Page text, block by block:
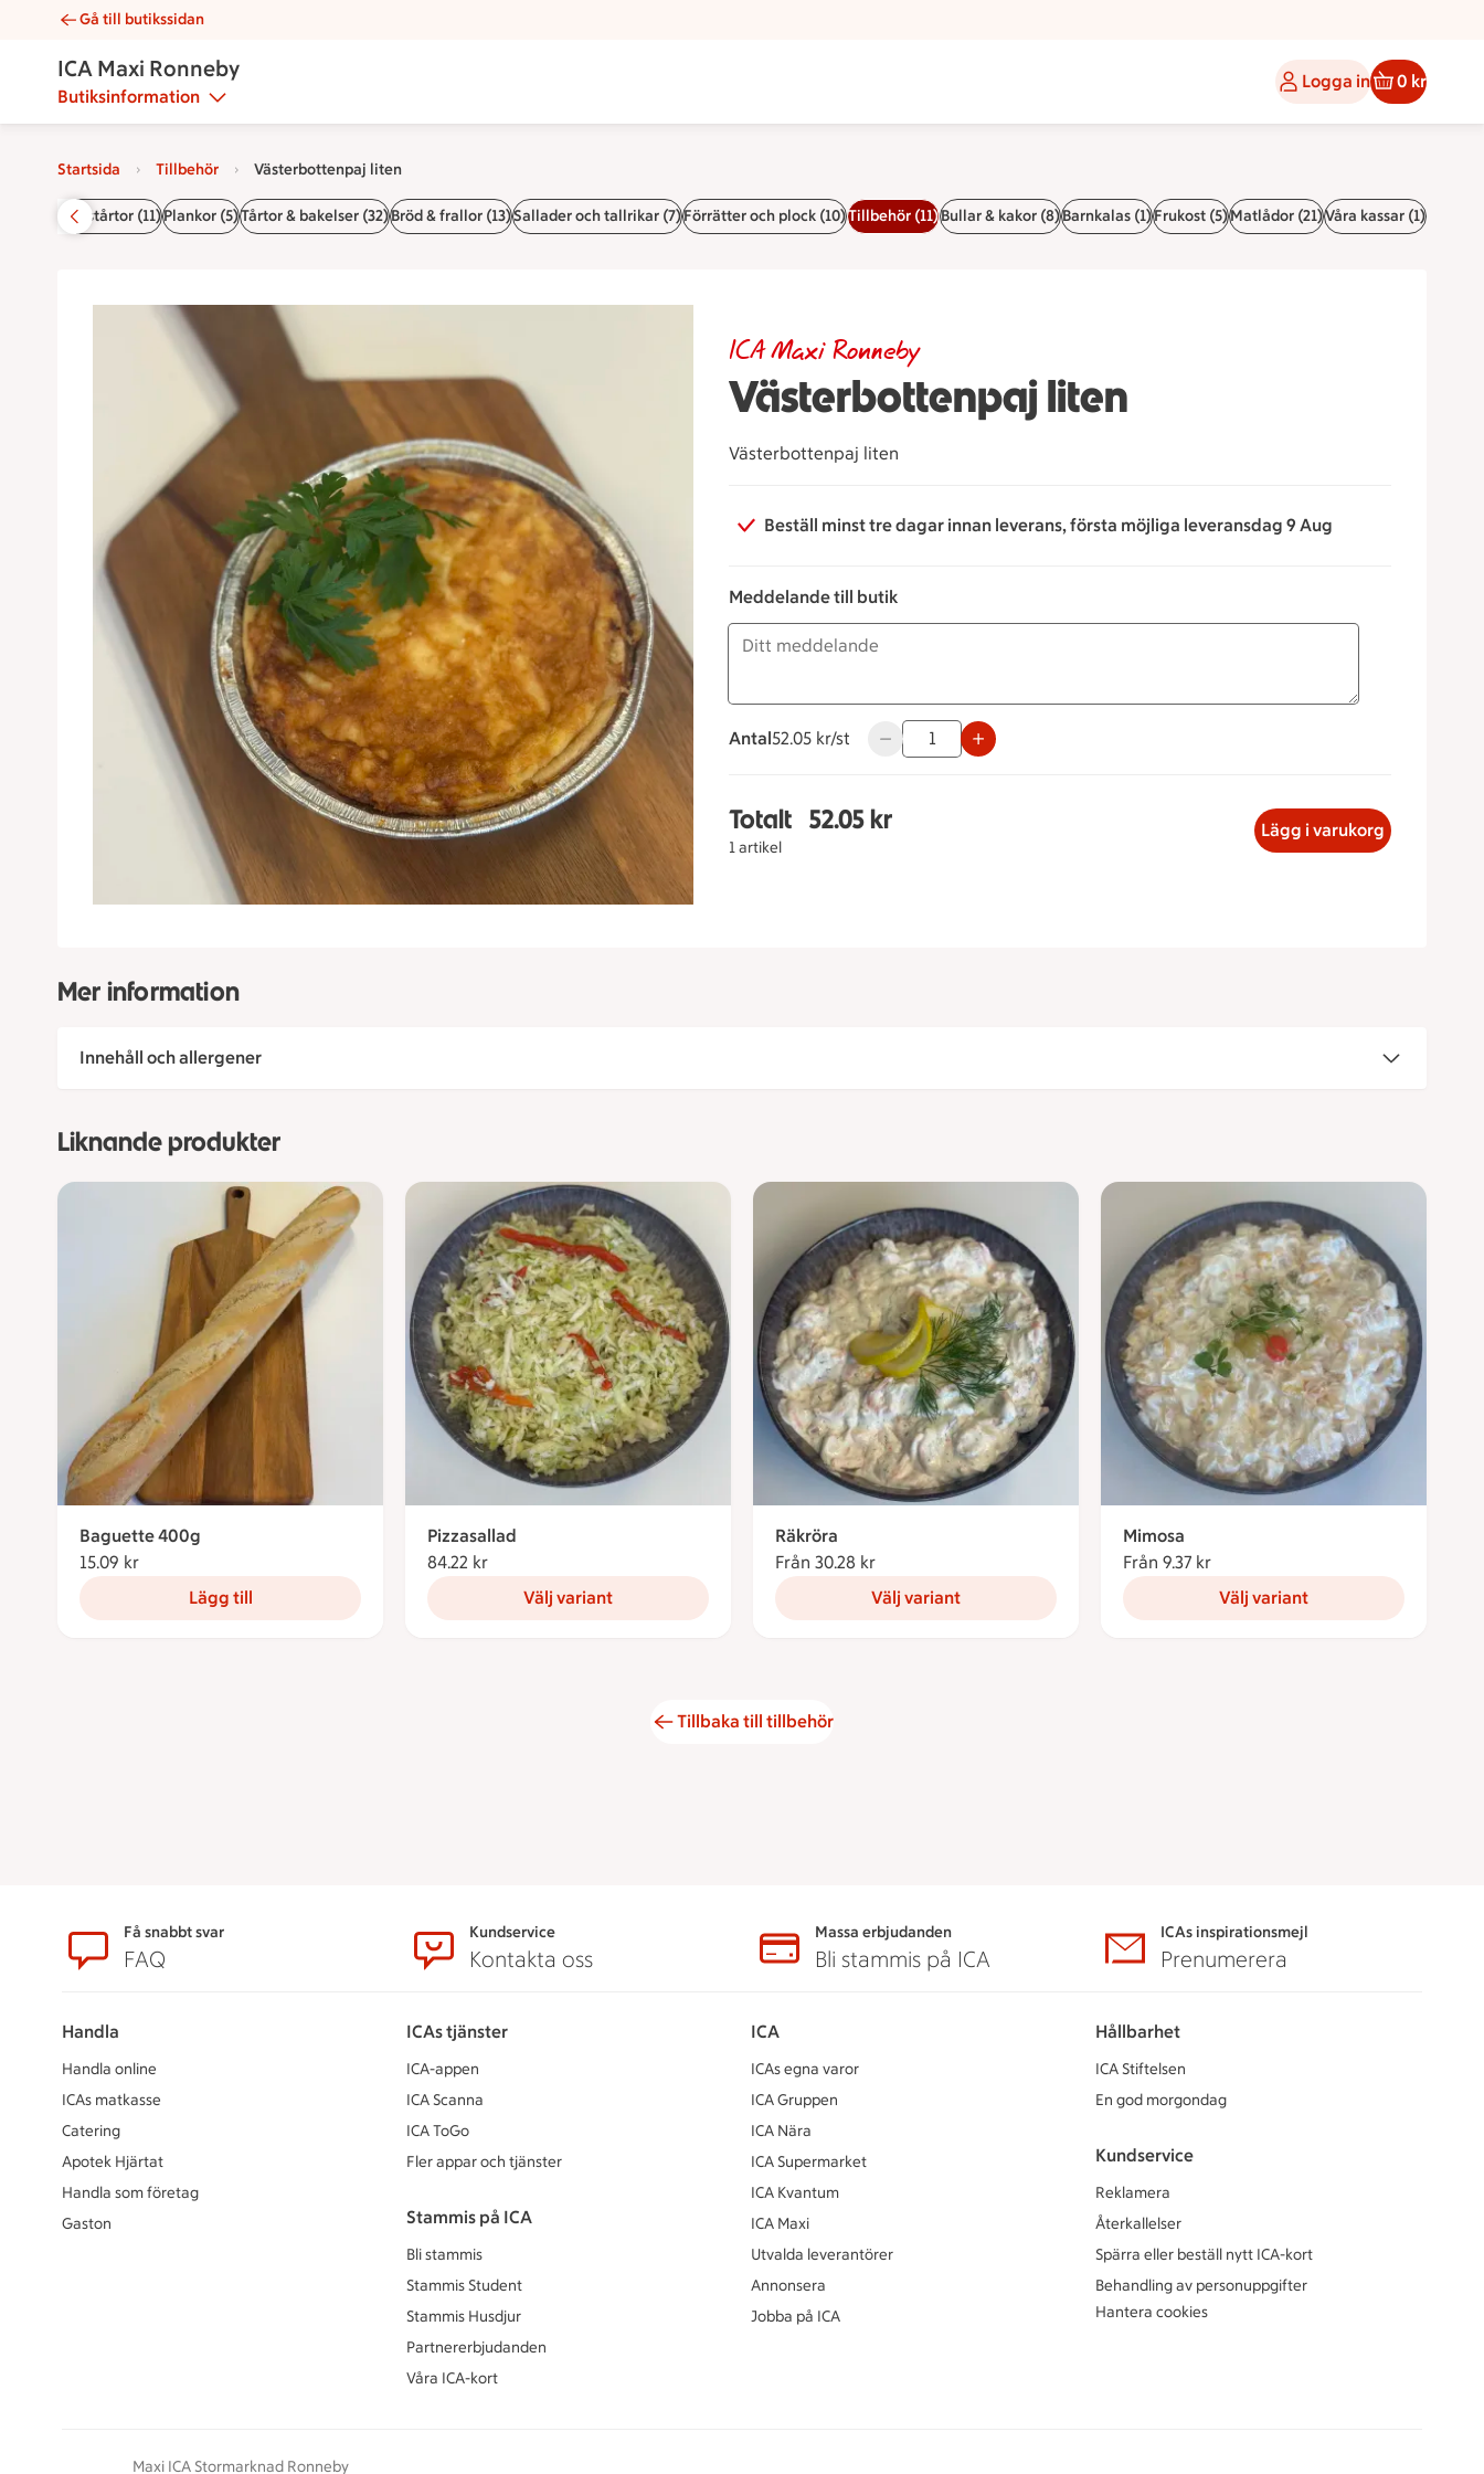
Västerbottenpaj liten | Catering ICA Maxi Ronneby
Gå till butikssidan
ICA Maxi Ronneby
Butiksinformation
Logga in 0 kr
Startsida Tillbehör Västerbottenpaj liten
Smörgåstårtor (11)Plankor (5)Tårtor & bakelser (32)Bröd & frallor (13)Sallader och tallrikar (7)Förrätter och plock (10)Tillbehör (11)Bullar & kakor (8)Barnkalas (1)Frukost (5)Matlådor (21)Våra kassar (1)
Västerbottenpaj liten
ICA Maxi Ronneby
Västerbottenpaj liten
Beställ minst tre dagar innan leverans, första möjliga leveransdag 9 Aug
Meddelande till butik
Antal
52.05 kronor styck
52.05 kr/st Använd knapparna för att minska eller öka värdet, eller ange ett värde
Totalt
1 artikel
Totalt 1 stycken Västerbottenpaj liten, 52.05 kronor
52.05 kr Lägg i varukorg
Mer information
Innehåll och allergener
Liknande produkter
Baguette 400g
15.09 kr
Lägg till
Pizzasallad
84.22 kr
Välj variant
Räkröra
Från 30.28 kr
Välj variant
Mimosa
Från 9.37 kr
Välj variant
Tillbaka till tillbehör
SidfotFå snabbt svar
FAQ
Kundservice
Kontakta oss
Massa erbjudanden
Bli stammis på ICA
ICAs inspirationsmejl
Prenumerera
Handla
Handla online
ICAs matkasse
Catering
Apotek Hjärtat
Handla som företag
Gaston
ICAs tjänster
ICA-appen
ICA Scanna
ICA ToGo
Fler appar och tjänster
Stammis på ICA
Bli stammis
Stammis Student
Stammis Husdjur
Partnererbjudanden
Våra ICA-kort
ICA
ICAs egna varor
ICA Gruppen
ICA Nära
ICA Supermarket
ICA Kvantum
ICA Maxi
Utvalda leverantörer
Annonsera
Jobba på ICA
Hållbarhet
ICA Stiftelsen
En god morgondag
Kundservice
Reklamera
Återkallelser
Spärra eller beställ nytt ICA-kort
Behandling av personuppgifter
Hantera cookies
Maxi ICA Stormarknad Ronneby